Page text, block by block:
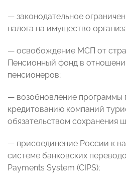
— законодательное
налога на имущество
— освобождение МСП от
Пенсионный фонд в
пенсионеров;
— возобновление программы
кредитованию компаний
обязательством сохранения
— присоединение России к
системе банковских
Payments System (CIPS);